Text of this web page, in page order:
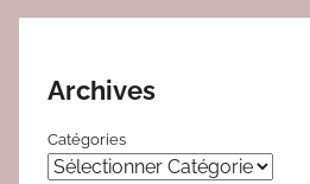
Archives
Catégories